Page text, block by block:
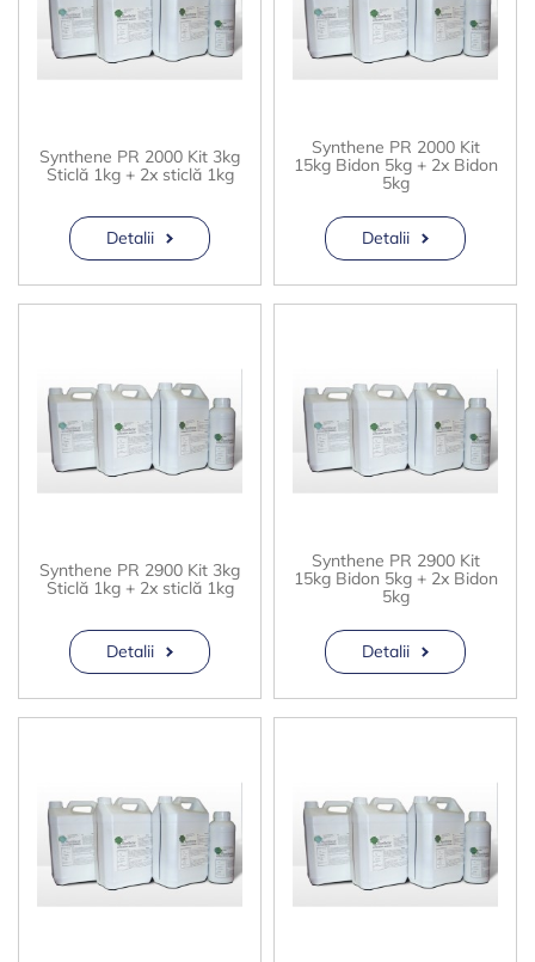
Synthene PR 2000 Kit 3kg
Sticlă 1kg + 2x sticlă 1kg
Detalii
Synthene PR 2000 Kit
15kg Bidon 5kg + 2x Bidon
5kg
Detalii
Synthene PR 2900 Kit 3kg
Sticlă 1kg + 2x sticlă 1kg
Detalii
Synthene PR 2900 Kit
15kg Bidon 5kg + 2x Bidon
5kg
Detalii